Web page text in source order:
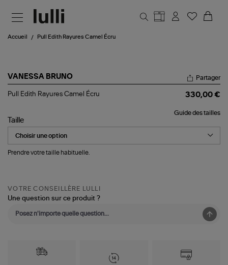
Accueil Pull Edith Rayures Camel Écru
VANESSA BRUNO
Pull
Camel
Écru
Partager
Pull Edith Rayures Camel Écru 330,00 €
Guide des tailles
Taille
Prendre votre taille habituelle.
VOTRE CONSEILLÈRE LULLI
Une question sur ce produit ?